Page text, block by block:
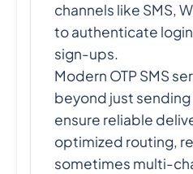
channels like SMS,
to authenticate
sign-ups.
Modern OTP SMS
beyond just
ensure reliable
optimized routing,
sometimes multi-